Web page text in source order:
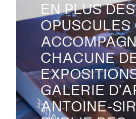
EN PLUS DES
OPUSCULES
CHACUNE
GALERIE
ANTOINE-